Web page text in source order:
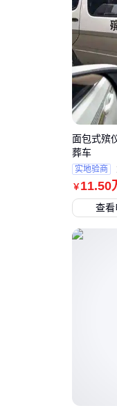
￥ 11.50
面包式殡
葬车
实地验商
查看